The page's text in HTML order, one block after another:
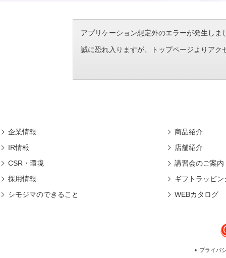
アプリケーション想定外のエラーが発生し
誠に恐れ入りますが、トップページよりアク
企業情報
IR情報
CSR・環境
採用情報
シモジマのできること
商品紹介
店舗紹介
講習会のご案内
ギフトラッピン
WEBカタログ
プライバ